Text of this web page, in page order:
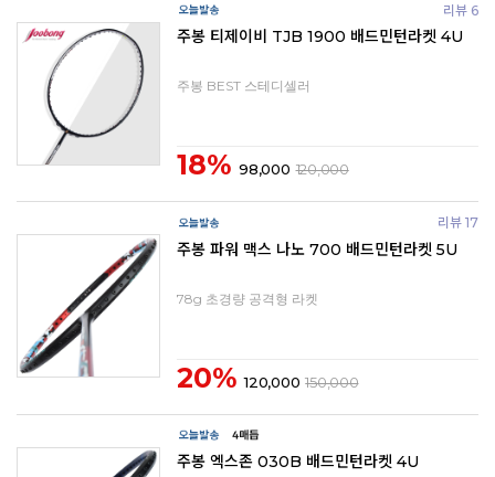
리뷰 6
주봉 티제이비 TJB 1900 배드민턴라켓 4U
주봉 BEST 스테디셀러
18% 98,000 120,000
리뷰 17
주봉 파워 맥스 나노 700 배드민턴라켓 5U
78g 초경량 공격형 라켓
20% 120,000 150,000
주봉 엑스존 030B 배드민턴라켓 4U